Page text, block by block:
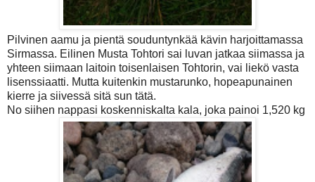
Pilvinen aamu ja pientä souduntynkää kävin harjoittamassa
Sirmassa. Eilinen Musta Tohtori sai luvan jatkaa siimassa ja
yhteen siimaan laitoin toisenlaisen Tohtorin, vai liekö vasta
lisenssiaatti. Mutta kuitenkin mustarunko, hopeapunainen
kierre ja siivessä sitä sun tätä.
No siihen nappasi koskenniskalta kala, joka painoi 1,520 kg